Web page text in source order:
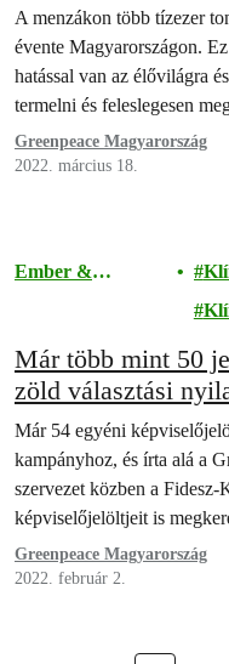
A menzákon több tízezer
évente Magyarországon.
hatással van az élővilágra
termelni és feleslegesen
Greenpeace Magyarország
2022. március 18.
Ember &
Már több mint 50
zöld választási
üzenhet nekik
Már 54 egyéni
kampányhoz, és írta alá a
szervezet közben a
képviselőjelöltjeit is
Greenpeace Magyarország
2022. február 2.